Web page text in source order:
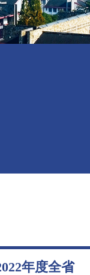
年度全省